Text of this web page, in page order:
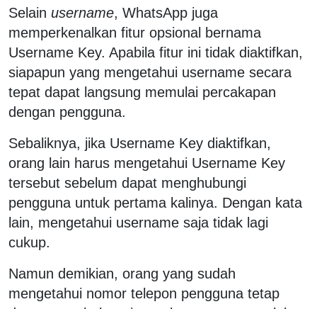
Selain username, WhatsApp juga
memperkenalkan fitur opsional bernama
Username Key. Apabila fitur ini tidak diaktifkan,
siapapun yang mengetahui username secara
tepat dapat langsung memulai percakapan
dengan pengguna.
Sebaliknya, jika Username Key diaktifkan,
orang lain harus mengetahui Username Key
tersebut sebelum dapat menghubungi
pengguna untuk pertama kalinya. Dengan kata
lain, mengetahui username saja tidak lagi
cukup.
Namun demikian, orang yang sudah
mengetahui nomor telepon pengguna tetap